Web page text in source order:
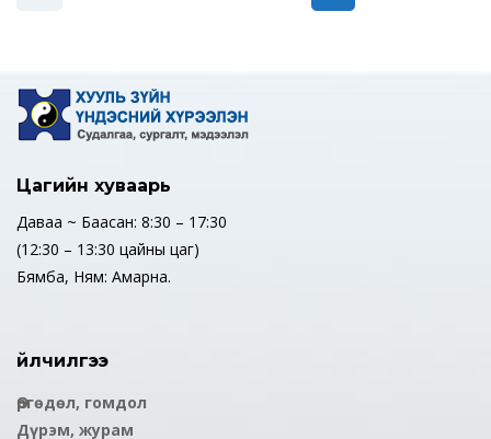
Цагийн хуваарь
Даваа ~ Баасан: 8:30 – 17:30
(12:30 – 13:30 цайны цаг)
Бямба, Ням: Амарна.
Үйлчилгээ
Өргөдөл, гомдол
Дүрэм, журам